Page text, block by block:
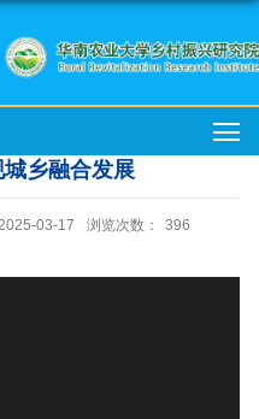
乡融合发展
03-17 浏览次数： 396